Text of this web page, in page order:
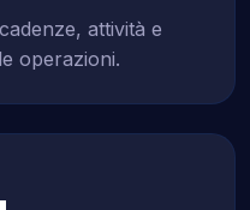
attività e
operazioni.